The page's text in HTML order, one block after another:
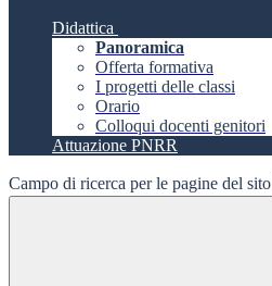
Didattica
Panoramica
Offerta formativa
I progetti delle classi
Orario
Colloqui docenti genitori
Attuazione PNRR
Campo di ricerca per le pagine del sito